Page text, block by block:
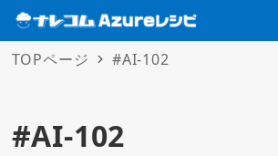
TOPページ #AI-102
#AI-102